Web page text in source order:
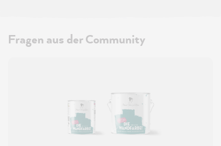
Fragen aus der Community